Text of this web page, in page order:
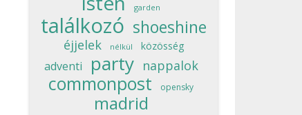
garden
találkozó shoeshine
éjjelek nélkül közösség
adventi party nappalok
commonpost opensky
madrid